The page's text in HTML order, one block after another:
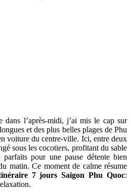
dans l’après-midi, j’ai mis le cap sur
et des plus belles plages de Phu
voiture du centre-ville. Ici, entre deux
sous les cocotiers, profitant du sable
pour une pause détente bien
matin. Ce moment de calme résume
7 jours Saigon Phu Quoc: